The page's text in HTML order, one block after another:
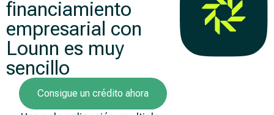
financiamiento
empresarial con
Lounn es muy
sencillo
Consigue un crédito ahora